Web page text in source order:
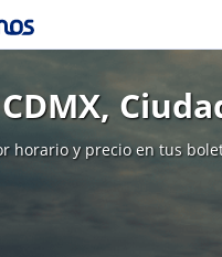
CDMX,
horario y precio en tus